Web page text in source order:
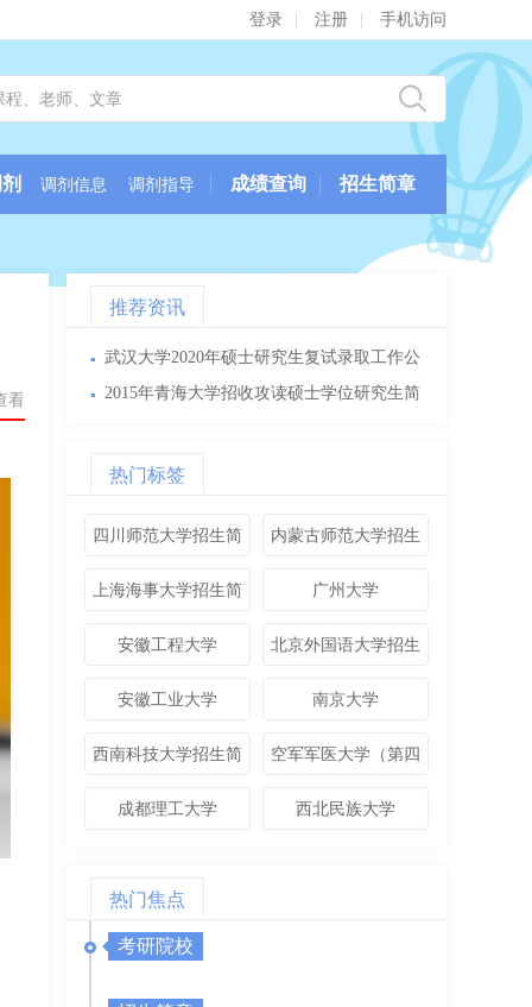
登录 注册 手机访问
调剂信息 调剂指导 成绩查询 招生简章
看
推荐资讯
▪ 武汉大学2020年硕士研究生复试录取工作公
告
▪ 2015年青海大学招收攻读硕士学位研究生简
热门标签
四川师范大学招生简
章
内蒙古师范大学招生
简章
上海海事大学招生简
章
广州大学
安徽工程大学 北京外国语大学招生
简章
安徽工业大学 南京大学
西南科技大学招生简
章
空军军医大学（第四
军医大学）
成都理工大学 西北民族大学
热门焦点
考研院校